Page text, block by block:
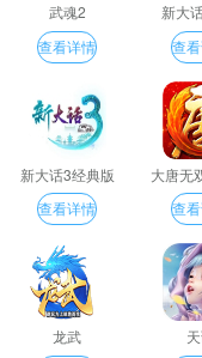
武魂2
查看详情
新大
查
新大话3经典版
查看详情
大唐无
查
龙武